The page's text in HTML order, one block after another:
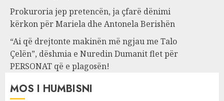
Prokuroria jep pretencën, ja çfarë dënimi
kërkon për Mariela dhe Antonela Berishën
“Ai që drejtonte makinën më ngjau me Talo
Çelën”, dëshmia e Nuredin Dumanit flet për
PERSONAT që e plagosën!
MOS I HUMBISNI